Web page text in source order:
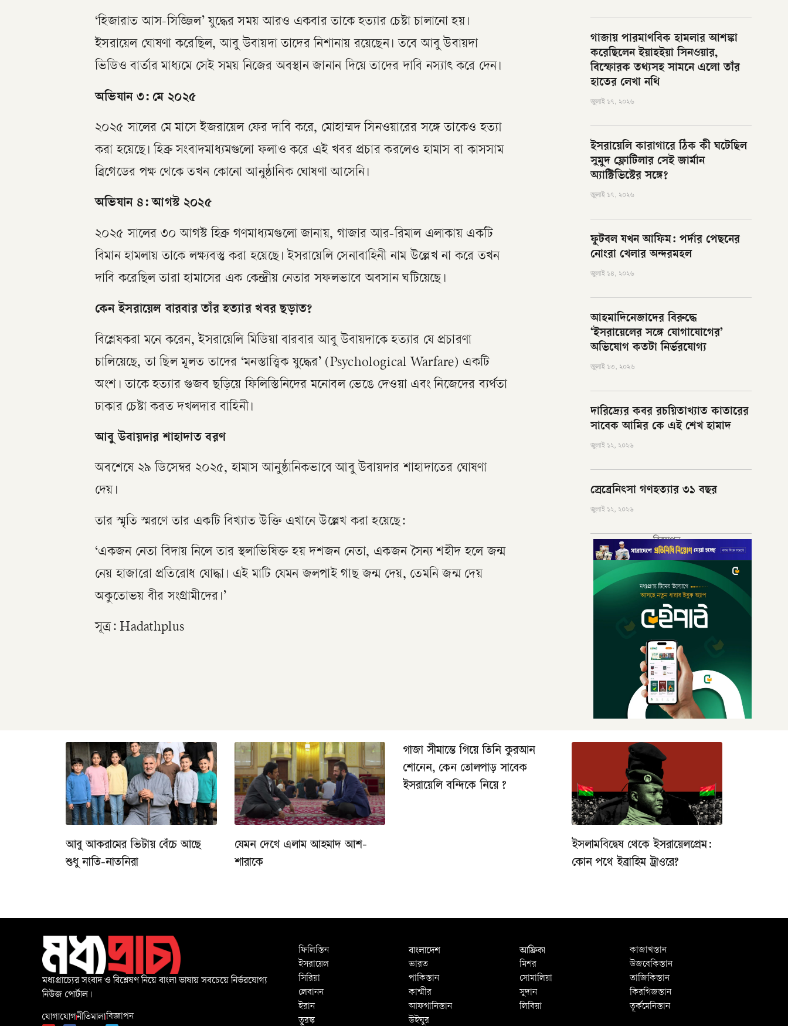
​‘হিজারাত আস-সিজ্জিল’ যুদ্ধের সময় আরও একবার তাকে হত্যার চেষ্টা চালানো হয়।
ইসরায়েল ঘোষণা করেছিল, আবু উবায়দা তাদের নিশানায় রয়েছেন। তবে আবু উবায়দা
ভিডিও বার্তার মাধ্যমে সেই সময় নিজের অবস্থান জানান দিয়ে তাদের দাবি নস্যাৎ করে দেন।
​অভিযান ৩: মে ২০২৫
​২০২৫ সালের মে মাসে ইজরায়েল ফের দাবি করে, মোহাম্মদ সিনওয়ারের সঙ্গে তাকেও হত্যা
করা হয়েছে। হিব্রু সংবাদমাধ্যমগুলো ফলাও করে এই খবর প্রচার করলেও হামাস বা কাসসাম
ব্রিগেডের পক্ষ থেকে তখন কোনো আনুষ্ঠানিক ঘোষণা আসেনি।
অভিযান ৪: আগস্ট ২০২৫
​২০২৫ সালের ৩০ আগস্ট হিব্রু গণমাধ্যমগুলো জানায়, গাজার আর-রিমাল এলাকায় একটি
বিমান হামলায় তাকে লক্ষ্যবস্তু করা হয়েছে। ইসরায়েলি সেনাবাহিনী নাম উল্লেখ না করে তখন
দাবি করেছিল তারা হামাসের এক কেন্দ্রীয় নেতার সফলভাবে অবসান ঘটিয়েছে।
কেন ইসরায়েল বারবার তাঁর হত্যার খবর ছড়াত?
​বিশ্লেষকরা মনে করেন, ইসরায়েলি মিডিয়া বারবার আবু উবায়দাকে হত্যার যে প্রচারণা
চালিয়েছে, তা ছিল মূলত তাদের ‘মনস্তাত্ত্বিক যুদ্ধের’ (Psychological Warfare) একটি
অংশ। তাকে হত্যার গুজব ছড়িয়ে ফিলিস্তিনিদের মনোবল ভেঙে দেওয়া এবং নিজেদের ব্যর্থতা
ঢাকার চেষ্টা করত দখলদার বাহিনী।
আবু উবায়দার শাহাদাত বরণ
​অবশেষে ২৯ ডিসেম্বর ২০২৫, হামাস আনুষ্ঠানিকভাবে আবু উবায়দার শাহাদাতের ঘোষণা
দেয়।
​তার স্মৃতি স্মরণে তার একটি বিখ্যাত উক্তি এখানে উল্লেখ করা হয়েছে:
‘একজন নেতা বিদায় নিলে তার স্থলাভিষিক্ত হয় দশজন নেতা, একজন সৈন্য শহীদ হলে জন্ম
নেয় হাজারো প্রতিরোধ যোদ্ধা। এই মাটি যেমন জলপাই গাছ জন্ম দেয়, তেমনি জন্ম দেয়
অকুতোভয় বীর সংগ্রামীদের।’
সূত্র: Hadathplus
গাজায় পারমাণবিক হামলার আশঙ্কা
করেছিলেন ইয়াহইয়া সিনওয়ার,
বিস্ফোরক তথ্যসহ সামনে এলো তাঁর
হাতের লেখা নথি
জুলাই ১৭, ২০২৬
ইসরায়েলি কারাগারে ঠিক কী ঘটেছিল
সুমুদ ফ্লোটিলার সেই জার্মান
অ্যাক্টিভিস্টের সঙ্গে?
জুলাই ১৭, ২০২৬
ফুটবল যখন আফিম: পর্দার পেছনের
নোংরা খেলার অন্দরমহল
জুলাই ১৪, ২০২৬
আহমাদিনেজাদের বিরুদ্ধে
‘ইসরায়েলের সঙ্গে যোগাযোগের’
অভিযোগ কতটা নির্ভরযোগ্য
জুলাই ১৩, ২০২৬
দারিদ্র্যের কবর রচয়িতাখ্যাত কাতারের
সাবেক আমির কে এই শেখ হামাদ
জুলাই ১২, ২০২৬
স্রেব্রেনিৎসা গণহত্যার ৩১ বছর
জুলাই ১২, ২০২৬
বিজ্ঞাপন
আবু আকরামের ভিটায় বেঁচে আছে
শুধু নাতি-নাতনিরা
যেমন দেখে এলাম আহমাদ আশ-
শারাকে
গাজা সীমান্তে গিয়ে তিনি কুরআন
শোনেন, কেন তোলপাড় সাবেক
ইসরায়েলি বন্দিকে নিয়ে ?
ইসলামবিদ্বেষ থেকে ইসরায়েলপ্রেম:
কোন পথে ইব্রাহিম ট্রাওরে?
মধ্যপ্রাচ্যের সংবাদ ও বিশ্লেষণ নিয়ে বাংলা ভাষায় সবচেয়ে নির্ভরযোগ্য
নিউজ পোর্টাল।
যোগাযোগনীতিমালাবিজ্ঞাপন
ফিলিস্তিন
ইসরায়েল
সিরিয়া
লেবানন
ইরান
তুরস্ক
বাংলাদেশ
ভারত
পাকিস্তান
কাশ্মীর
আফগানিস্তান
উইঘুর
আফ্রিকা
মিশর
সোমালিয়া
সুদান
লিবিয়া
কাজাখস্তান
উজবেকিস্তান
তাজিকিস্তান
কিরগিজস্তান
তূর্কমেনিস্তান